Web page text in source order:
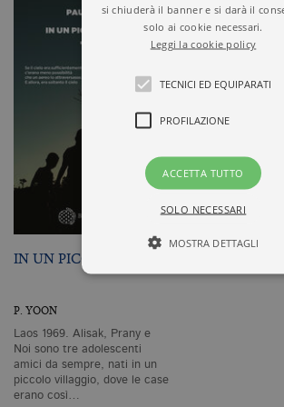
IN UN PICCOLO CIELO
P. YOON
Laos 1969. Alisak, Prany e
Noi sono tre adolescenti
amici da sempre, nati in un
piccolo villaggio, dove le case
erano così…
si chiuderà il banner e si darà il
solo ai cookie necessari.
Leggi la cookie policy
TECNICI ED EQUIPARATI
PROFILAZIONE
ACCETTA TUTTO
SOLO NECESSARI
MOSTRA DETTAGLI
I cookie tecnici sono strettamente
necessari, consentono la funzionalità